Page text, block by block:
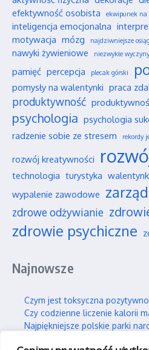
efektywność osobista
ekwipunek na
inteligencja emocjonalna
motywacja mózg najdziwniejsze
nawyki żywieniowe
niezwykłe wyczyny
pamięć percepcja plecak górski
pomysły na walentynki praca
produktywność
psychologia psychologia
radzenie sobie ze stresem
rekordy
rozwój kreatywności
technologia turystyka
wypalenie zawodowe
zdrowe odżywianie
zdrowie psychiczne
Najnowsze
Czym jest toksyczna
Czy codzienne liczenie kalorii
Najpiękniejsze polskie parki